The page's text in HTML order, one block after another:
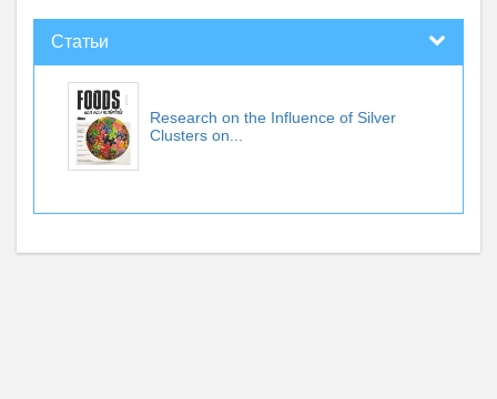
Статьи
Research on the Influence of Silver
Clusters on...